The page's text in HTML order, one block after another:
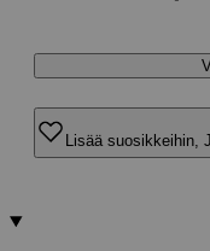
Lisää suosikkeihin,